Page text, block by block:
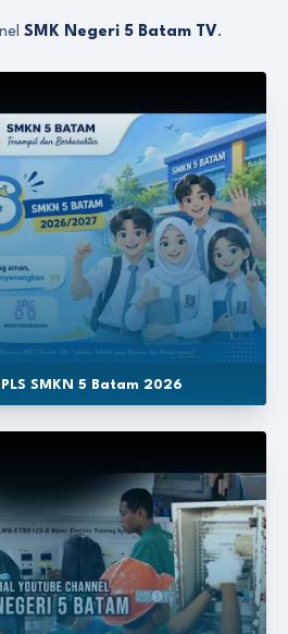
SMK Negeri 5 Batam TV.
SMKN 5 Batam 2026